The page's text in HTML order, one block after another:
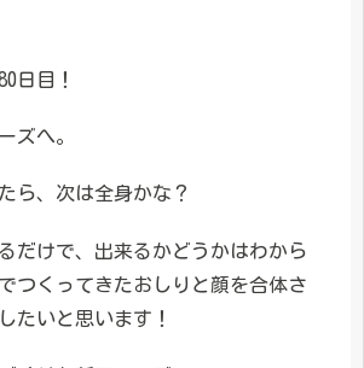
日目！
ズへ。
ら、次は全身かな？
だけで、出来るかどうかはわから
つくってきたおしりと顔を合体さ
たいと思います！